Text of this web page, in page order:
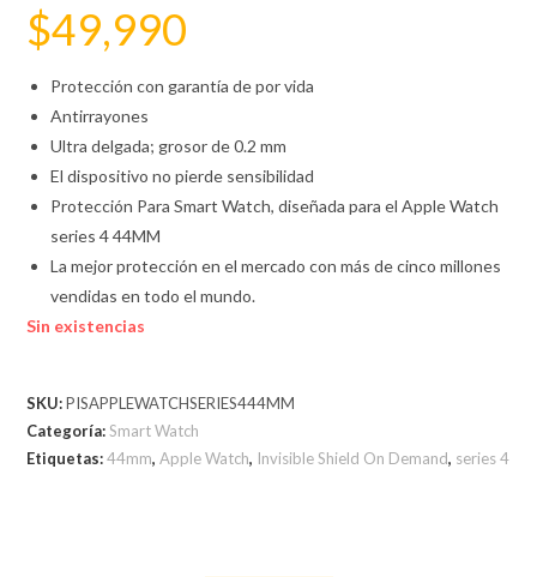
$49,990
Protección con garantía de por vida
Antirrayones
Ultra delgada; grosor de 0.2 mm
El dispositivo no pierde sensibilidad
Protección Para Smart Watch, diseñada para el Apple Watch
series 4 44MM
La mejor protección en el mercado con más de cinco millones
vendidas en todo el mundo.
Sin existencias
SKU:PISAPPLEWATCHSERIES444MM
Categoría:Smart Watch
Etiquetas:44mm,Apple Watch, Invisible Shield On Demand, series 4